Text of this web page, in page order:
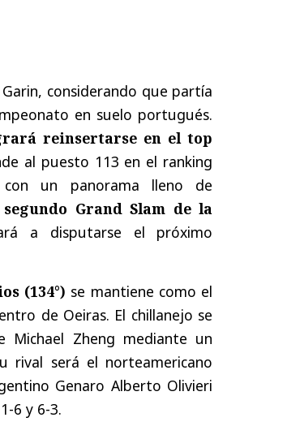
considerando que partía
en suelo portugués.
reinsertarse en el top
al puesto 113 en el ranking
un panorama lleno de
Grand Slam de la
a disputarse el próximo
(134°) se mantiene como el
de Oeiras. El chillanejo se
Michael Zheng mediante un
rival será el norteamericano
Genaro Alberto Olivieri
6 y 6-3.